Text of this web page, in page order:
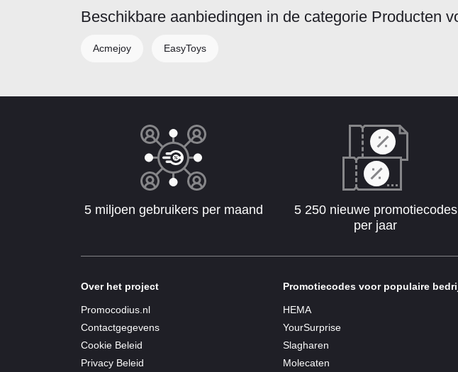
Beschikbare aanbiedingen in de categorie Producten
Acmejoy EasyToys
5 miljoen gebruikers per maand
5 250 nieuwe promotiecodes
per jaar
Over het project
Promocodius.nl
Contactgegevens
Cookie Beleid
Privacy Beleid
Promotiecodes voor populaire
HEMA
YourSurprise
Slagharen
Molecaten